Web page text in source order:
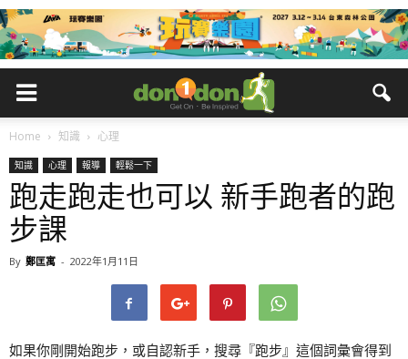
Home 知識 心理
知識 心理 報導 輕鬆一下
跑走跑走也可以 新手跑者的跑
步課
By 鄭匡寓 - 2022年1月11日
如果你剛開始跑步，或自認新手，搜尋『跑步』這個詞彙會得到